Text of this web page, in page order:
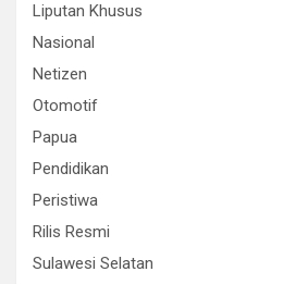
Liputan Khusus
Nasional
Netizen
Otomotif
Papua
Pendidikan
Peristiwa
Rilis Resmi
Sulawesi Selatan